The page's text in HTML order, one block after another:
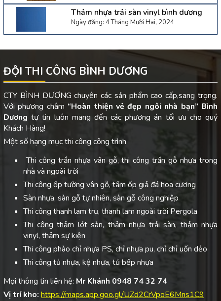
Thảm nhựa trải sàn vinyl bình dương
Ngày đăng: 4 Tháng Mười Hai, 2024
ĐỘI THI CÔNG BÌNH DƯƠNG
CTY BÌNH DƯƠNG chuyên các sản phẩm cao cấp,sang trọng.
Với phương châm “Hoàn thiện vẻ đẹp ngôi nhà bạn” Bình
Dươngtự tin luôn mang đến các phương án tối ưu cho quý
Khách Hàng!
Một số hạng mục thi công công trình
Thi công trần nhựa vân gỗ, thi công trần gỗ nhựa trong
nhà và ngoài trời
Thi công ốp tường vân gỗ, tấm ốp giả đá hoa cương
Sàn nhựa, sàn gỗ tự nhiên, sàn gỗ công nghiệp
Thi công thanh lam trụ, thanh lam ngoài trời Pergola
Thi công thảm lót sàn, thảm nhựa trải sàn, thảm nhựa
vinyl, thảm sự kiện
Thi công phào chỉ nhựa PS, chỉ nhựa pu, chỉ chỉ uốn dẻo
Thi công tủ nhựa, kệ nhựa, tủ bếp nhựa
Mọi thông tin liên hệ: Mr Khánh 0948 74 32 74
Vị trí kho: https://maps.app.goo.gl/UZd2CrVpoE6Mns1C9